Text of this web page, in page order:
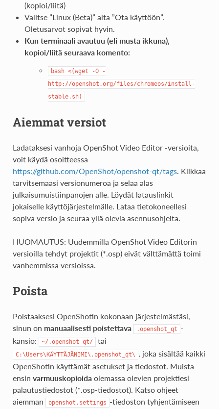
(kopioi/liitä)
Valitse ”Linux (Beta)” alta ”Ota käyttöön”.
Oletusarvot sopivat hyvin.
Kun terminaali avautuu (eli musta ikkuna),
kopioi/liitä seuraava komento:
bash <(wget -O
-
http://openshot.org/files/chromeos/install-
stable.sh)
Aiemmat versiot
Ladataksesi vanhoja OpenShot Video Editor -versioita,
voit käydä osoitteessa
https://github.com/OpenShot/openshot-qt/tags. Klikkaa
tarvitsemaasi versionumeroa ja selaa alas
julkaisumuistiinpanojen alle. Löydät latauslinkit
jokaiselle käyttöjärjestelmälle. Lataa tietokoneellesi
sopiva versio ja seuraa yllä olevia asennusohjeita.
HUOMAUTUS: Uudemmilla OpenShot Video Editorin
versioilla tehdyt projektit (*.osp) eivät välttämättä toimi
vanhemmissa versioissa.
Poista
Poistaaksesi OpenShotin kokonaan järjestelmästäsi,
sinun on manuaalisesti poistettava .openshot_qt -
kansio:
~/.openshot_qt/ tai
C:\Users\KÄYTTÄJÄNIMI\.openshot_qt\ , joka sisältää kaikki
OpenShotin käyttämät asetukset ja tiedostot. Muista
ensin varmuuskopioidaolemassa olevien projektiesi
palautustiedostot (*.osp-tiedostot). Katso ohjeet
aiemman
openshot.settings -tiedoston tyhjentämiseen